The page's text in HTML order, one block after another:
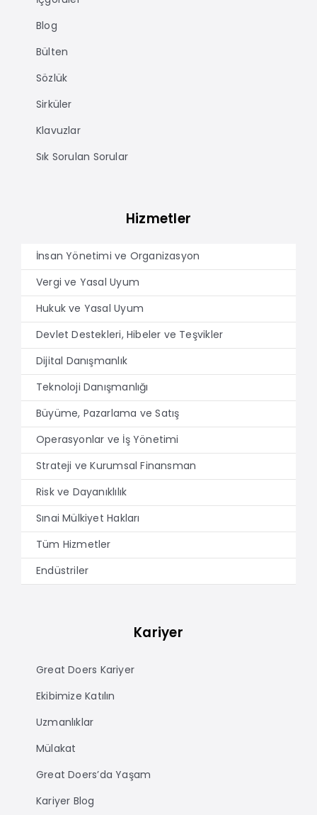
Blog
Bülten
Sözlük
Sirküler
Klavuzlar
Sık Sorulan Sorular
Hizmetler
İnsan Yönetimi ve Organizasyon
Vergi ve Yasal Uyum
Hukuk ve Yasal Uyum
Devlet Destekleri, Hibeler ve Teşvikler
Dijital Danışmanlık
Teknoloji Danışmanlığı
Büyüme, Pazarlama ve Satış
Operasyonlar ve İş Yönetimi
Strateji ve Kurumsal Finansman
Risk ve Dayanıklılık
Sınai Mülkiyet Hakları
Tüm Hizmetler
Endüstriler
Kariyer
Great Doers Kariyer
Ekibimize Katılın
Uzmanlıklar
Mülakat
Great Doers’da Yaşam
Kariyer Blog